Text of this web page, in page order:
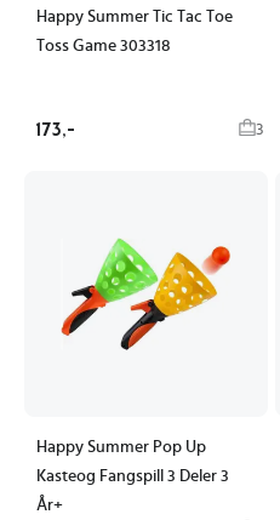
Happy Summer Tic Tac Toe
Toss Game 303318
173,- 3
Happy Summer Pop Up
Kasteog Fangspill 3 Deler 3
År+